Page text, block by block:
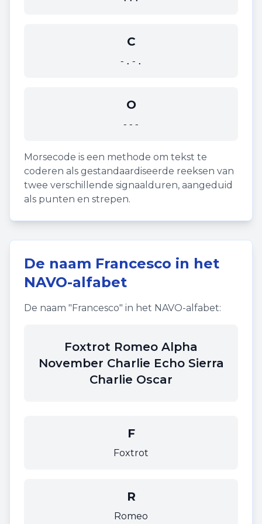
C
-.-.
O
---
Morsecode is een methode om tekst te
coderen als gestandaardiseerde reeksen van
twee verschillende signaalduren, aangeduid
als punten en strepen.
De naam Francesco in het
NAVO-alfabet
De naam "Francesco" in het NAVO-alfabet:
Foxtrot Romeo Alpha
November Charlie Echo Sierra
Charlie Oscar
F
Foxtrot
R
Romeo